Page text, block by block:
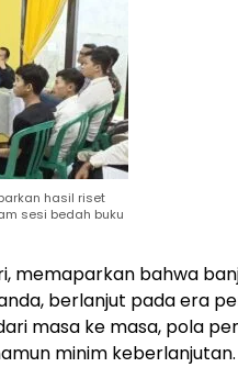
hasil riset
sesi bedah buku
memaparkan bahwa
berlanjut pada era
masa ke masa, pola
minim keberlanjutan.